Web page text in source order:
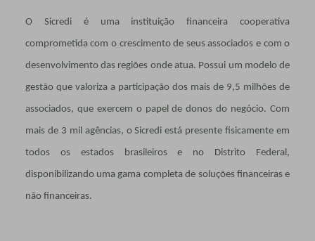
O Sicredi é uma instituição financeira cooperativa
comprometida com o crescimento de seus associados e com o
desenvolvimento das regiões onde atua. Possui um modelo de
gestão que valoriza a participação dos mais de 9,5 milhões de
associados, que exercem o papel de donos do negócio. Com
mais de 3 mil agências, o Sicredi está presente fisicamente em
todos os estados brasileiros e no Distrito Federal,
disponibilizando uma gama completa de soluções financeiras e
não financeiras.